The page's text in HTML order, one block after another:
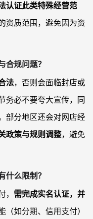
认证此类特殊经营范
资质范围，避免因为资
合规问题？
法，否则会面临封店或
务必不要夸大宣传，同
部分地区还会对网店经
政策与规则调整，避免
什么限制？
需完成实名认证，并
（如分期、信用支付）